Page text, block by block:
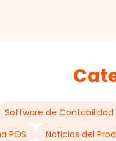
Software de Contabilidad
POS
Noticias del